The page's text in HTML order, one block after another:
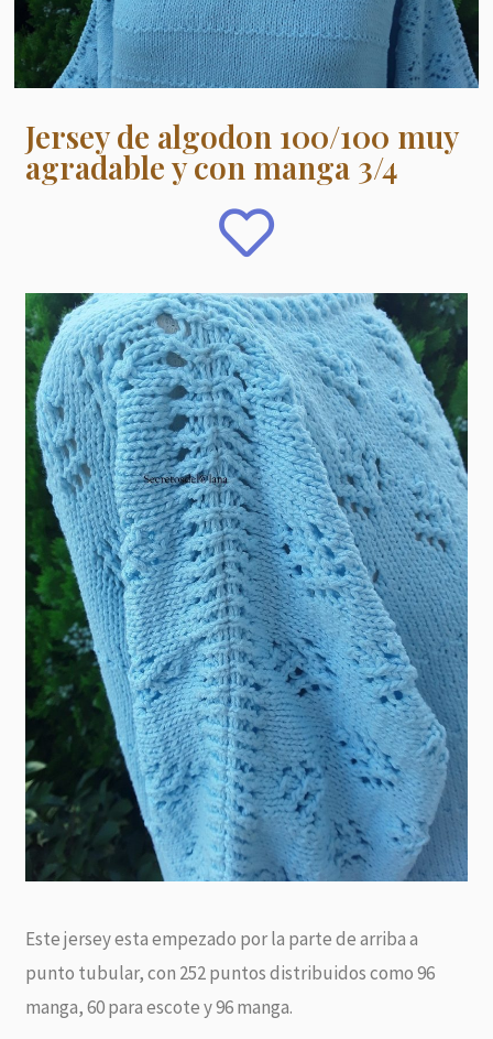
Jersey de algodon 100/100 muy
agradable y con manga 3/4
Este jersey esta empezado por la parte de arriba a
punto tubular, con 252 puntos distribuidos como 96
manga, 60 para escote y 96 manga.